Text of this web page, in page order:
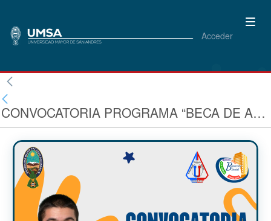
Acceder
CONVOCATORIA PROGRAMA “BECA DE APOYO ECONÓMICO POR RENDIMIENTO ACADÉMICO DE LA UMSA” - GESTIÓN 2025